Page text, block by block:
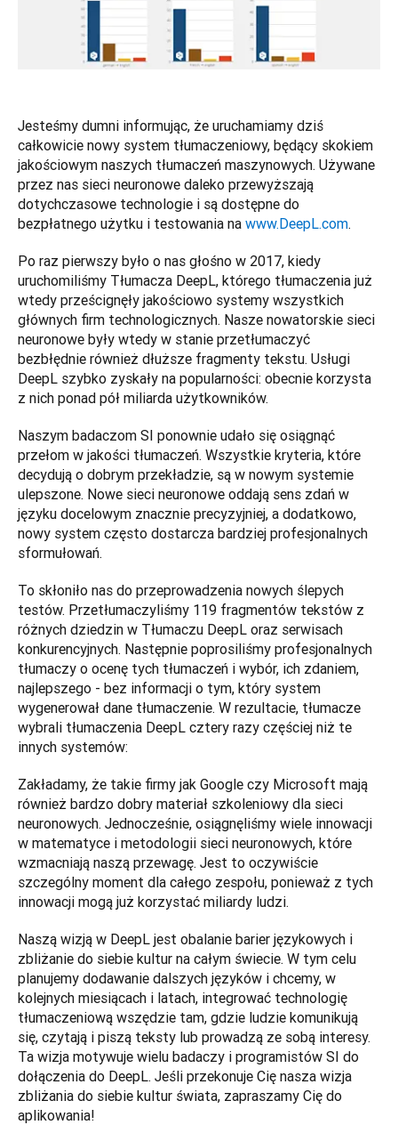
Jesteśmy dumni informując, że uruchamiamy dziś
całkowicie nowy system tłumaczeniowy, będący skokiem
jakościowym naszych tłumaczeń maszynowych. Używane
przez nas sieci neuronowe daleko przewyższają
dotychczasowe technologie i są dostępne do
bezpłatnego użytku i testowania na www.DeepL.com.
Po raz pierwszy było o nas głośno w 2017, kiedy
uruchomiliśmy Tłumacza DeepL, którego tłumaczenia już
wtedy prześcignęły jakościowo systemy wszystkich
głównych firm technologicznych. Nasze nowatorskie sieci
neuronowe były wtedy w stanie przetłumaczyć
bezbłędnie również dłuższe fragmenty tekstu. Usługi
DeepL szybko zyskały na popularności: obecnie korzysta
z nich ponad pół miliarda użytkowników.
Naszym badaczom SI ponownie udało się osiągnąć
przełom w jakości tłumaczeń. Wszystkie kryteria, które
decydują o dobrym przekładzie, są w nowym systemie
ulepszone. Nowe sieci neuronowe oddają sens zdań w
języku docelowym znacznie precyzyjniej, a dodatkowo,
nowy system często dostarcza bardziej profesjonalnych
sformułowań.
To skłoniło nas do przeprowadzenia nowych ślepych
testów. Przetłumaczyliśmy 119 fragmentów tekstów z
różnych dziedzin w Tłumaczu DeepL oraz serwisach
konkurencyjnych. Następnie poprosiliśmy profesjonalnych
tłumaczy o ocenę tych tłumaczeń i wybór, ich zdaniem,
najlepszego - bez informacji o tym, który system
wygenerował dane tłumaczenie. W rezultacie, tłumacze
wybrali tłumaczenia DeepL cztery razy częściej niż te
innych systemów:
Zakładamy, że takie firmy jak Google czy Microsoft mają
również bardzo dobry materiał szkoleniowy dla sieci
neuronowych. Jednocześnie, osiągnęliśmy wiele innowacji
w matematyce i metodologii sieci neuronowych, które
wzmacniają naszą przewagę. Jest to oczywiście
szczególny moment dla całego zespołu, ponieważ z tych
innowacji mogą już korzystać miliardy ludzi.
Naszą wizją w DeepL jest obalanie barier językowych i
zbliżanie do siebie kultur na całym świecie. W tym celu
planujemy dodawanie dalszych języków i chcemy, w
kolejnych miesiącach i latach, integrować technologię
tłumaczeniową wszędzie tam, gdzie ludzie komunikują
się, czytają i piszą teksty lub prowadzą ze sobą interesy.
Ta wizja motywuje wielu badaczy i programistów SI do
dołączenia do DeepL. Jeśli przekonuje Cię nasza wizja
zbliżania do siebie kultur świata, zapraszamy Cię do
aplikowania!